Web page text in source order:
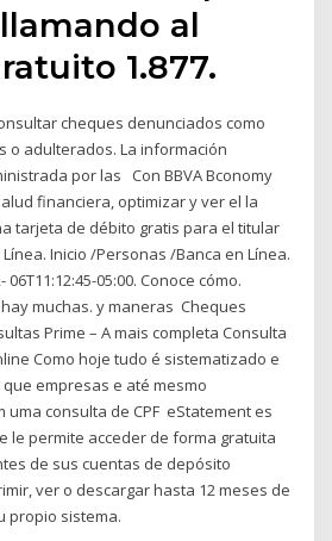
al
1.877.
cheques denunciados como
o adulterados. La información
por las Con BBVA Bconomy
financiera, optimizar y ver el la
tarjeta de débito gratis para el titular
Inicio /Personas /Banca en Línea.
05:00. Conoce cómo.
muchas. y maneras Cheques
Prime – A mais completa Consulta
Como hoje tudo é sistematizado e
empresas e até mesmo
uma consulta de CPF eStatement es
le permite acceder de forma gratuita
de sus cuentas de depósito
ver o descargar hasta 12 meses de
propio sistema.